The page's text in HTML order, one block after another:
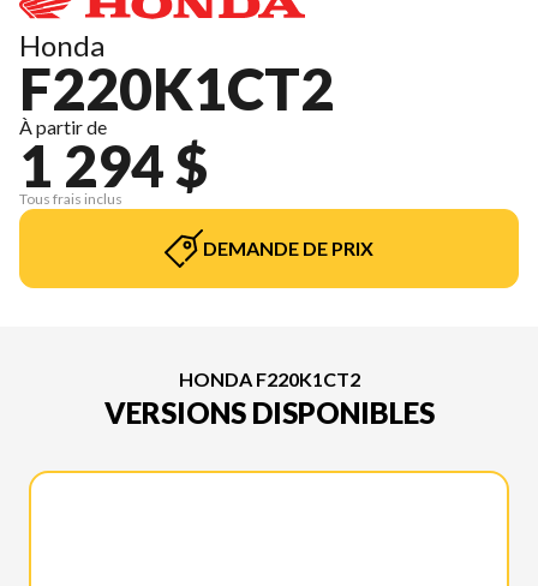
Honda
F220K1CT2
À partir de
1 294 $
Tous frais inclus
DEMANDE DE PRIX
HONDA F220K1CT2
VERSIONS DISPONIBLES